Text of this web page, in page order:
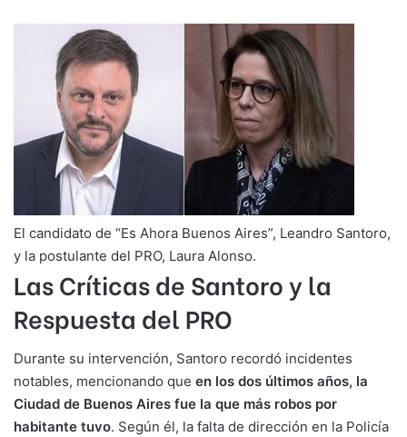
El candidato de “Es Ahora Buenos Aires”, Leandro Santoro,
y la postulante del PRO, Laura Alonso.
Las Críticas de Santoro y la
Respuesta del PRO
Durante su intervención, Santoro recordó incidentes
notables, mencionando que en los dos últimos años, la
Ciudad de Buenos Aires fue la que más robos por
habitante tuvo. Según él, la falta de dirección en la Policía